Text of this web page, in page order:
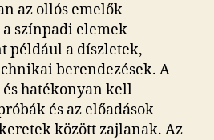
az ollós emelők
színpadi elemek
például a díszletek,
berendezések. A
hatékonyan kell
és az előadások
között zajlanak. Az